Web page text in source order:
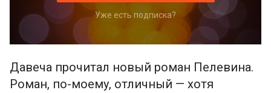
Уже есть подписка?
Давеча прочитал новый роман Пелевина.
Роман, по-моему, отличный — хотя